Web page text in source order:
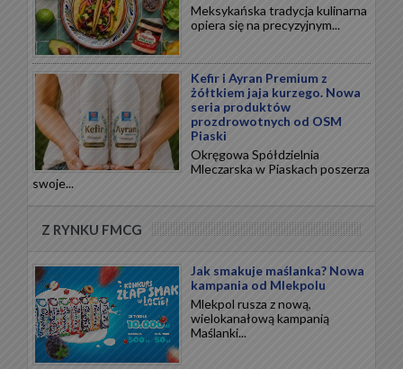
Meksykańska tradycja kulinarna
opiera się na precyzyjnym...
Kefir i Ayran Premium z
żółtkiem jaja kurzego. Nowa
seria produktów
prozdrowotnych od OSM
Piaski
Okręgowa Spółdzielnia
Mleczarska w Piaskach poszerza
swoje...
Z RYNKU FMCG
Jak smakuje maślanka? Nowa
kampania od Mlekpolu
Mlekpol rusza z nową,
wielokanałową kampanią
Maślanki...